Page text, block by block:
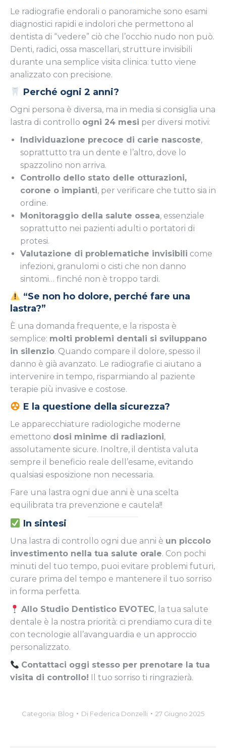
Le radiografie endorali o panoramiche sono esami
diagnostici rapidi e indolori che permettono al
dentista di “vedere” ciò che l’occhio nudo non può.
Denti, radici, ossa mascellari, strutture invisibili
durante una semplice visita clinica: tutto viene
analizzato con precisione.
Perché ogni 2 anni?
Ogni persona è diversa, ma in media si consiglia una
lastra di controllo ogni 24 mesi per diversi motivi:
Individuazione precoce di carie nascoste,
soprattutto tra un dente e l’altro, dove lo
spazzolino non arriva.
Controllo dello stato delle otturazioni,
corone o impianti, per verificare che tutto sia in
ordine.
Monitoraggio della salute ossea, essenziale
soprattutto nei pazienti adulti o portatori di
protesi.
Valutazione di problematiche invisibili come
infezioni, granulomi o cisti che non danno
sintomi… finché non è troppo tardi.
“Se non ho dolore, perché fare una
lastra?”
È una domanda frequente, e la risposta è
semplice: molti problemi dentali si sviluppano
in silenzio. Quando compare il dolore, spesso il
danno è già avanzato. Le radiografie ci aiutano a
intervenire in tempo, risparmiando al paziente
terapie più invasive e costose.
E la questione della sicurezza?
Le apparecchiature radiologiche moderne
emettono dosi minime di radiazioni,
assolutamente sicure. Inoltre, il dentista valuta
sempre il beneficio reale dell’esame, evitando
qualsiasi esposizione non necessaria.
Fare una lastra ogni due anni è una scelta
equilibrata tra prevenzione e cautela!!
In sintesi
Una lastra di controllo ogni due anni è un piccolo
investimento nella tua salute orale. Con pochi
minuti del tuo tempo, puoi evitare problemi futuri,
curare prima del tempo e mantenere il tuo sorriso
in forma perfetta.
Allo Studio Dentistico EVOTEC, la tua salute
dentale è la nostra priorità: ci prendiamo cura di te
con tecnologie all’avanguardia e un approccio
personalizzato.
Contattaci oggi stesso per prenotare la tua
visita di controllo! Il tuo sorriso ti ringrazierà.
Categoria: Blog Di Federica Donzelli 27 Giugno 2025